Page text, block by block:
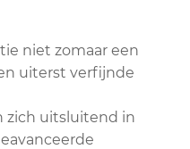
niet zomaar een
uiterst verfijnde
zich uitsluitend in